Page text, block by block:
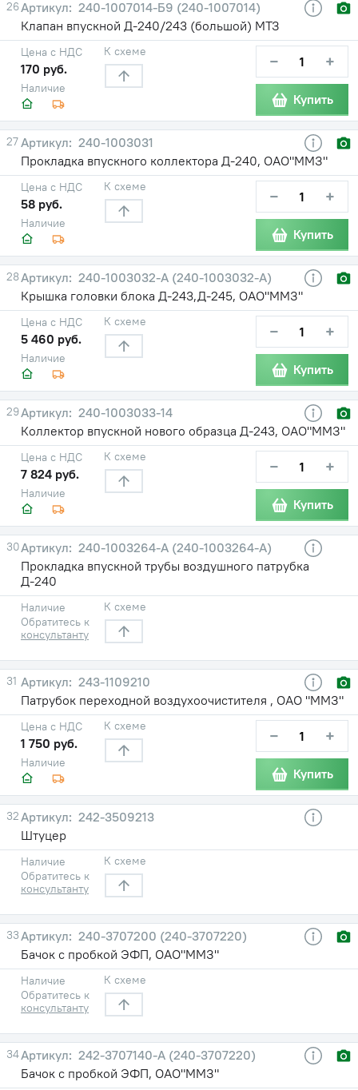
26
240-1007014-Б9 (240-1007014)
Клапан впускной Д-240/243 (большой) МТЗ
Наличие
Цена с НДС
170 руб.
К схеме − +
Купить
27
240-1003031
Прокладка впускного коллектора Д-240, ОАО"ММЗ"
Наличие
Цена с НДС
58 руб.
К схеме − +
Купить
28
240-1003032-A (240-1003032-А)
Крышка головки блока Д-243,Д-245, ОАО"ММЗ"
Наличие
Цена с НДС
5 460 руб.
К схеме − +
Купить
29
240-1003033-14
Коллектор впускной нового образца Д-243, ОАО"ММЗ"
Наличие
Цена с НДС
7 824 руб.
К схеме − +
Купить
30
240-1003264-A (240-1003264-А)
Прокладка впускной трубы воздушного патрубка
Д-240
Наличие
Обратитесь к
консультанту
К схеме
31
243-1109210
Патрубок переходной воздухоочистителя , ОАО "ММЗ"
Наличие
Цена с НДС
1 750 руб.
К схеме − +
Купить
32
242-3509213
Штуцер
Наличие
Обратитесь к
консультанту
К схеме
33
240-3707200 (240-3707220)
Бачок с пробкой ЭФП, ОАО"ММЗ"
Наличие
Обратитесь к
консультанту
К схеме
34
242-3707140-A (240-3707220)
Бачок с пробкой ЭФП, ОАО"ММЗ"